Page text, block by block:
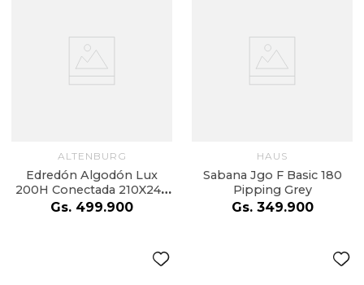
ALTENBURG
Edredón Algodón Lux
200H Conectada 210X240
Cm Angular Beige
Gs. 499.900
HAUS
Sabana Jgo F Basic 180
Pipping Grey
Gs. 349.900